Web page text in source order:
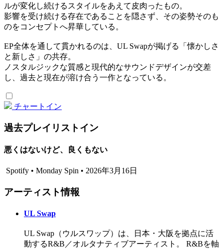
ルが変化し続けるスタイルをあえて皮肉ったもの。
影響を受け続ける存在であることを隠さず、その姿勢そのも
のをコンセプトへ昇華している。
EP全体を通して貫かれるのは、UL Swapが掲げる「懐かしさ
と新しさ」の共存。
ノスタルジックな質感と現代的なサウンドデザインが交差
し、過去と現在が溶け合う一作となっている。
チャートイン
過去プレイリストイン
悪くはないけど、良くもない
Spotify • Monday Spin • 2026年3月16日
アーティスト情報
UL Swap
UL Swap（ウルスワップ）は、日本・大阪を拠点に活
動するR&B／オルタナティブアーティスト。 R&Bを軸